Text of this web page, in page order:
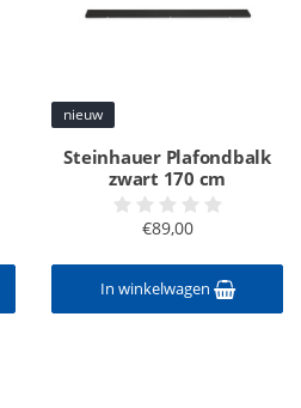
nieuw
Steinhauer Plafondbalk
zwart 170 cm
€89,00
In winkelwagen